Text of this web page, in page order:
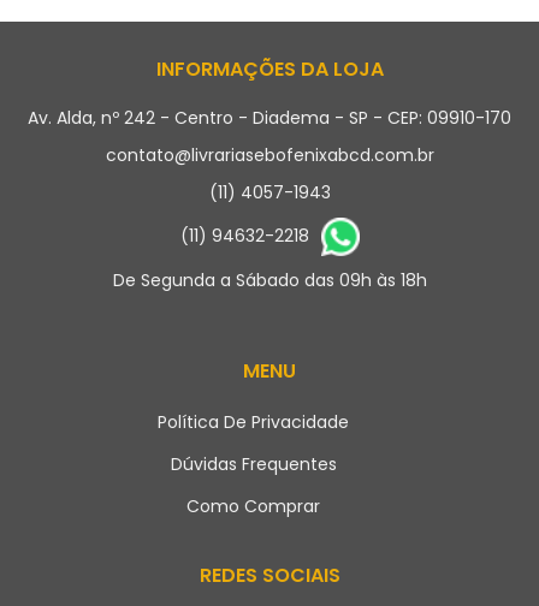
INFORMAÇÕES DA LOJA
Av. Alda, nº 242 - Centro - Diadema - SP - CEP: 09910-170
contato@livrariasebofenixabcd.com.br
(11) 4057-1943
(11) 94632-2218
De Segunda a Sábado das 09h às 18h
MENU
Política De Privacidade
Dúvidas Frequentes
Como Comprar
REDES SOCIAIS